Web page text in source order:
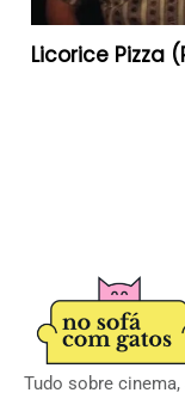
Licorice Pizza
Tudo sobre